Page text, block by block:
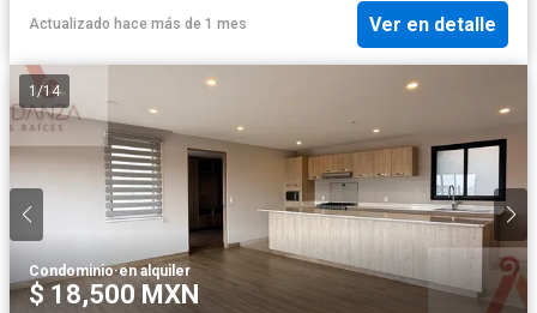
Actualizado hace más de 1 mes Ver en detalle
1 /14
Condominio·en alquiler
$ 18,500 MXN